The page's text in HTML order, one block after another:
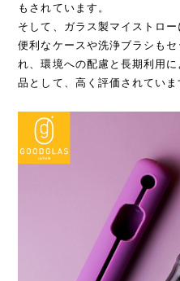
もされています。
そして、ガラス製マイストロ
便利なケースや洗浄ブラシも
れ、環境への配慮と長期利用
品として、高く評価されていま